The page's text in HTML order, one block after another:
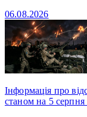
06.08.2026
Інформація про
станом на 5